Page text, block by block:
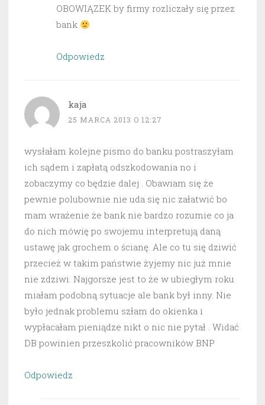
OBOWIĄZEK by firmy rozliczały się przez
bank
Odpowiedz
kaja
25 MARCA 2013 O 12:27
wysłałam kolejne pismo do banku postraszyłam
ich sądem i zapłatą odszkodowania no i
zobaczymy co będzie dalej . Obawiam się że
pewnie polubownie nie uda się nic załatwić bo
mam wrażenie że bank nie bardzo rozumie co ja
do nich mówię po swojemu interpretują daną
ustawę jak grochem o ścianę. Ale co tu się dziwić
przecież w takim państwie żyjemy nic już mnie
nie zdziwi. Najgorsze jest to że w ubiegłym roku
miałam podobną sytuacje ale bank był inny. Nie
było jednak problemu szłam do okienka i
wypłacałam pieniądze nikt o nic nie pytał . Widać
DB powinien przeszkolić pracowników BNP
Odpowiedz